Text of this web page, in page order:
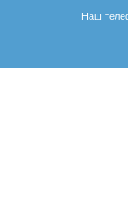
Наш